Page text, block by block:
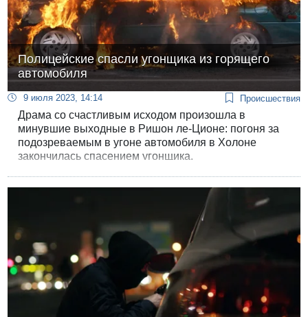
Полицейские спасли угонщика из горящего
автомобиля
9 июля 2023, 14:14 Происшествия
Драма со счастливым исходом произошла в
минувшие выходные в Ришон ле-Ционе: погоня за
подозреваемым в угоне автомобиля в Холоне
закончилась спасением угонщика.